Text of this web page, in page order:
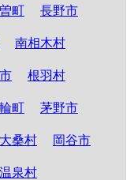
町 長野市
南相木村
根羽村
町 茅野市
大桑村 岡谷市
泉村